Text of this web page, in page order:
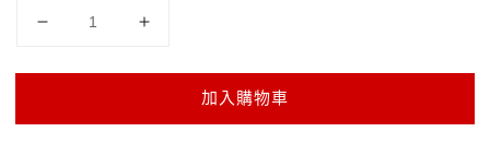
加入購物車